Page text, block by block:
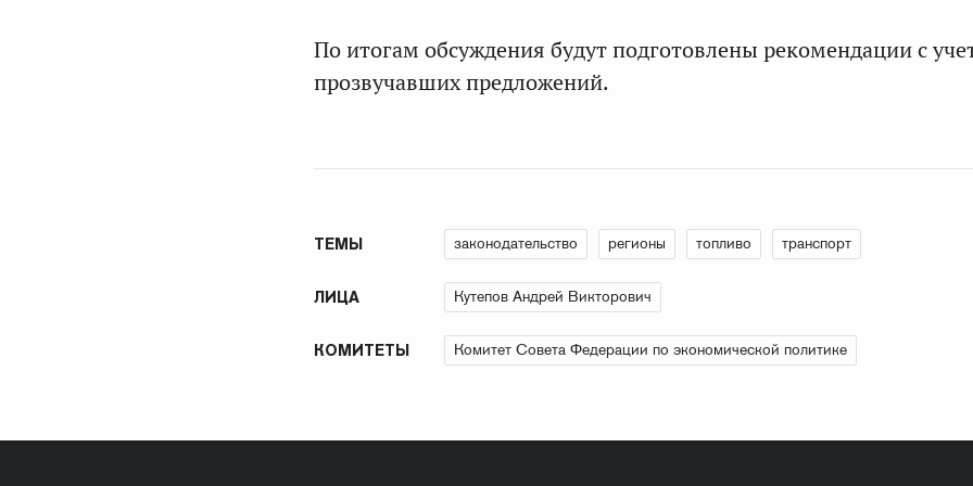
По итогам обсуждения будут подготовлены рекомендации с
прозвучавших предложений.
ТЕМЫ законодательство регионы топливо транспорт
ЛИЦА Кутепов Андрей Викторович
КОМИТЕТЫ Комитет Совета Федерации по экономической политике